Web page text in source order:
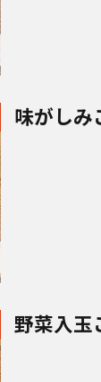
味がしみ
野菜入玉